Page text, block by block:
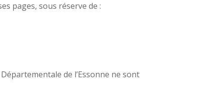
pages, sous réserve de :
de l’Essonne ne sont